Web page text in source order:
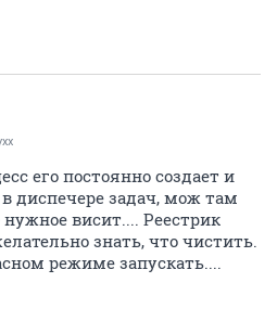
его постоянно создает и
диспечере задач, мож там
висит.... Реестрик
знать, что чистить.
режиме запускать....